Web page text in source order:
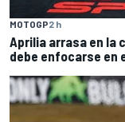
MOTOGP2 h
Aprilia arrasa en la
debe enfocarse en